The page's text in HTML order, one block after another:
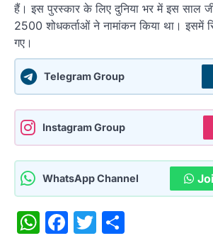
हैं। इस पुरस्कार के लिए दुनिया भर में इस साल
2500 शोधकर्ताओं ने नामांकन किया था। इसमें
गए।
Telegram Group
Instagram Group
WhatsApp Channel
WhatsApp
Facebook
Twitter